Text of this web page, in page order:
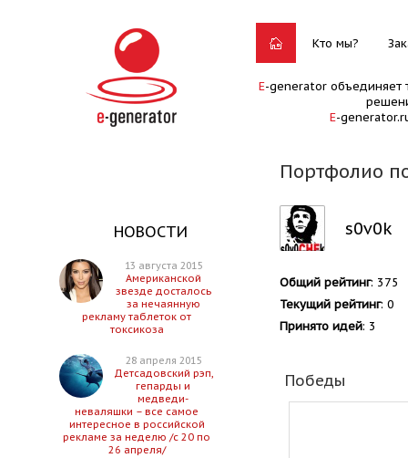
Кто мы?
E-generator объединяет
E-
Портфолио
НОВОСТИ
13 августа 2015
Американской
звезде досталось
за нечаянную
рекламу таблеток от
токсикоза
28 апреля 2015
Детсадовский рэп,
гепарды и
медведи-
неваляшки – все самое
интересное в российской
рекламе за неделю /с 20 по
26 апреля/
s0v0k
Общий рейтинг: 375
Текущий рейтинг: 0
Принято идей: 3
Победы